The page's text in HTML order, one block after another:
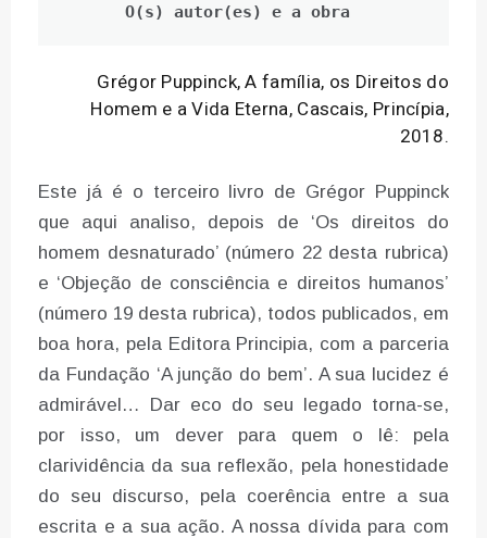
O(s) autor(es) e a obra
Grégor Puppinck, A família, os Direitos do
Homem e a Vida Eterna, Cascais, Princípia,
2018.
Este já é o terceiro livro de Grégor Puppinck
que aqui analiso, depois de ‘Os direitos do
homem desnaturado’ (número 22 desta rubrica)
e ‘Objeção de consciência e direitos humanos’
(número 19 desta rubrica), todos publicados, em
boa hora, pela Editora Principia, com a parceria
da Fundação ‘A junção do bem’. A sua lucidez é
admirável… Dar eco do seu legado torna-se,
por isso, um dever para quem o lê: pela
clarividência da sua reflexão, pela honestidade
do seu discurso, pela coerência entre a sua
escrita e a sua ação. A nossa dívida para com